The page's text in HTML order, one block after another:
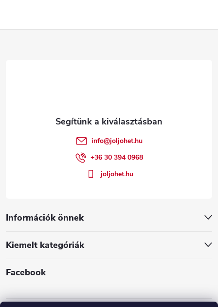
Információk önnek
Kiemelt kategóriák
Facebook
info@joljohet.hu
+36 30 394 0968
joljohet.hu